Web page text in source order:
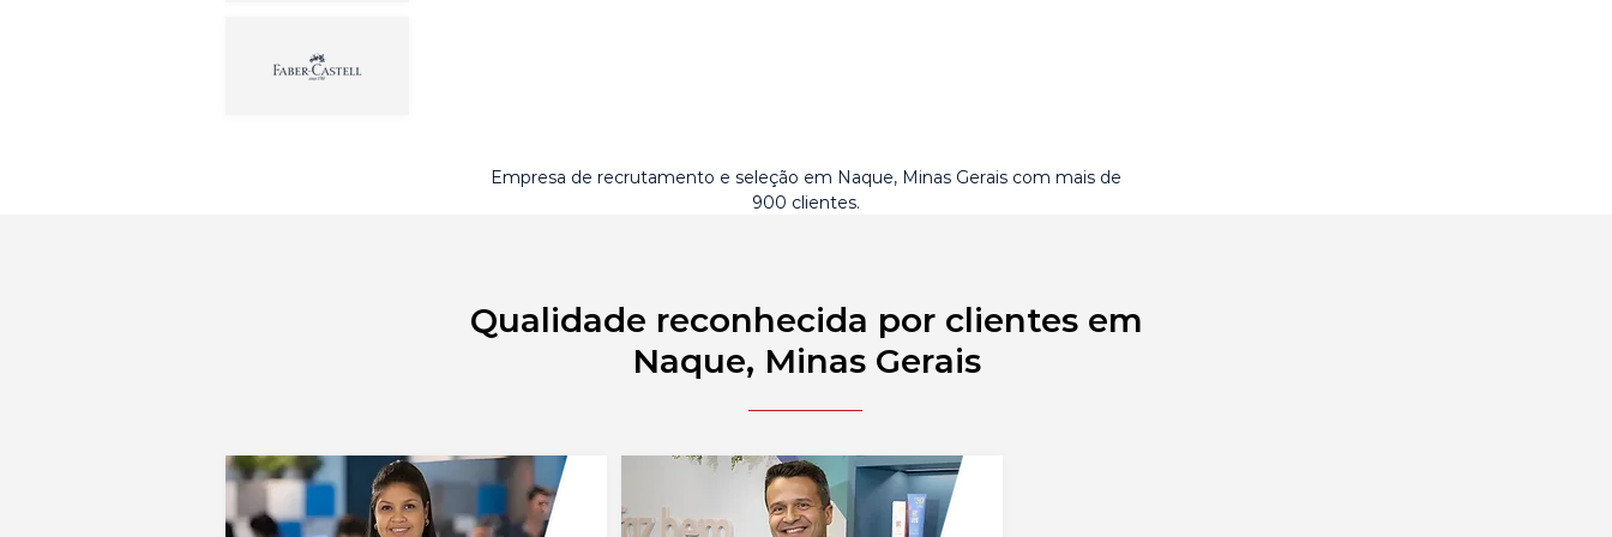
Empresa de recrutamento e seleção em Naque, Minas Gerais com mais de
900 clientes.
Qualidade reconhecida por clientes em
Naque, Minas Gerais